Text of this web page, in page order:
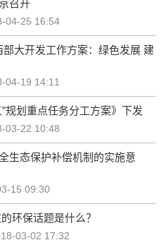
召开
04-25 16:54
部大开发工作方案：绿色发展 建
04-19 14:11
规划重点任务分工方案》下发
03-22 10:48
生态保护补偿机制的实施意
15 09:30
环保话题是什么？
03-02 17:32